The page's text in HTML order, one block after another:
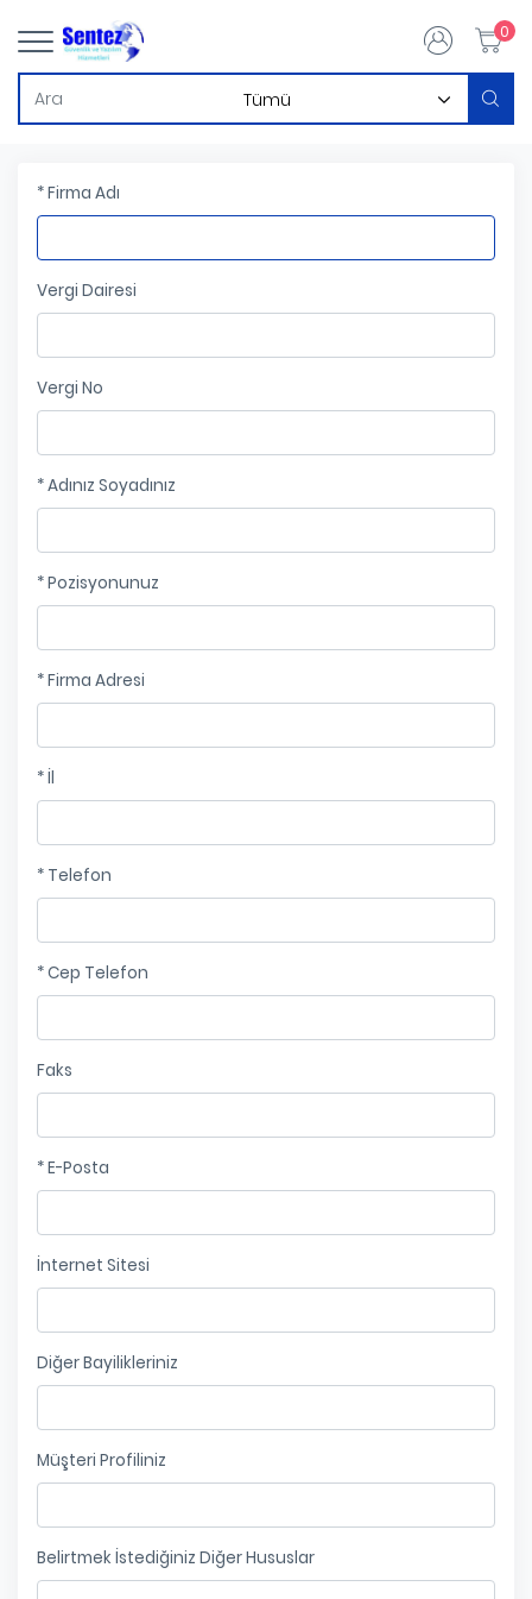
0
* Firma Adı
Vergi Dairesi
Vergi No
* Adınız Soyadınız
* Pozisyonunuz
* Firma Adresi
* İl
* Telefon
* Cep Telefon
Faks
* E-Posta
İnternet Sitesi
Diğer Bayilikleriniz
Müşteri Profiliniz
Belirtmek İstediğiniz Diğer Hususlar